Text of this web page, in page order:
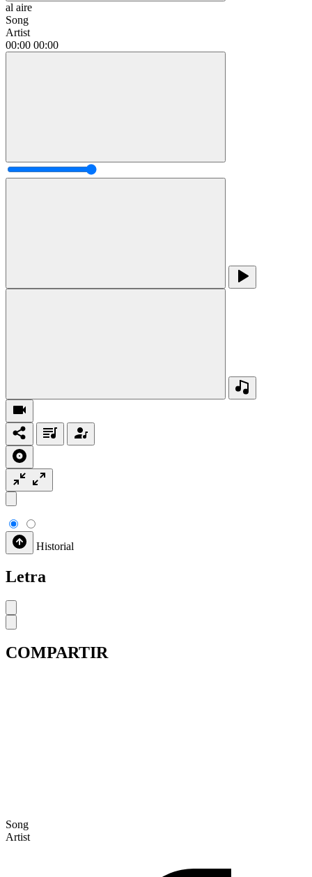
al aire
Song
Artist
00:00 00:00
Historial
Letra
COMPARTIR
Song
Artist